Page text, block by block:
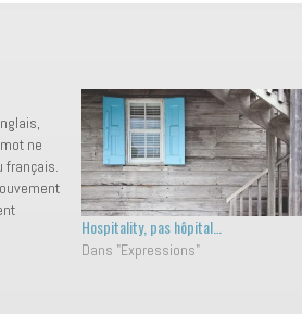
ne
français.
Hospitality, pas hôpital…
Dans "Expressions"